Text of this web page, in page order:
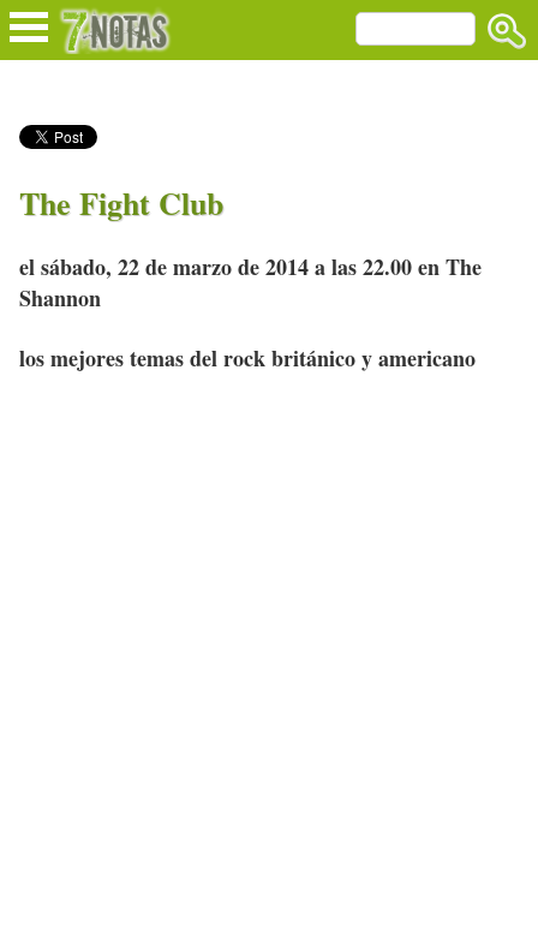
The Fight Club
el sábado, 22 de marzo de 2014 a las 22.00 en The
Shannon
los mejores temas del rock británico y americano